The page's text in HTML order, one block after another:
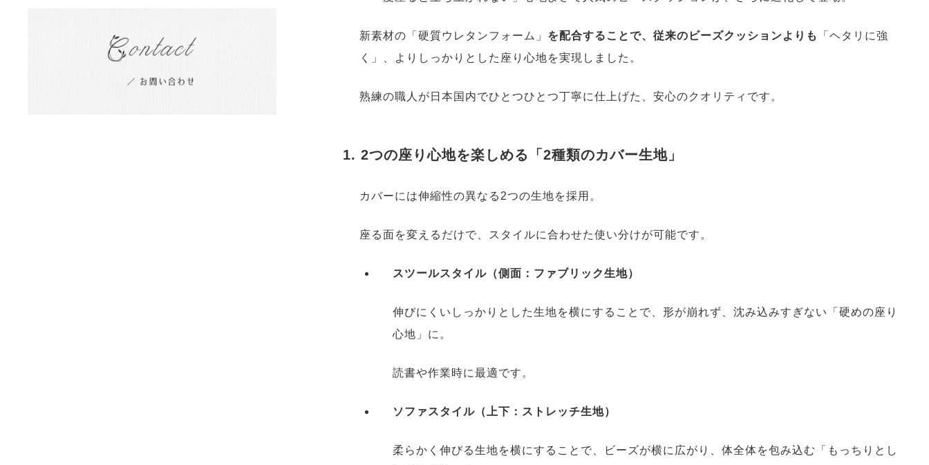
新素材の「硬質ウレタンフォーム」 を配合することで、従来のビーズクッションよりも
「ヘタリに強
く」、よりしっかりとした座り心地を実現しました。
熟練の職人が日本国内でひとつひとつ丁寧に仕上げた、安心のクオリティです。
1. 2つの座り心地を楽しめる「2種類のカバー生地」
カバーには伸縮性の異なる2つの生地を採用。
座る面を変えるだけで、スタイルに合わせた使い分けが可能です。
スツールスタイル（側面：ファブリック生地）
伸びにくいしっかりとした生地を横にすることで、形が崩れず、沈み込みすぎない「硬めの座り
心地」に。
読書や作業時に最適です。
ソファスタイル（上下：ストレッチ生地）
柔らかく伸びる生地を横にすることで、ビーズが横に広がり、体全体を包み込む「もっちりとし